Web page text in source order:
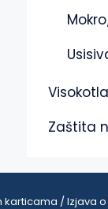
Zaštita
/ Izjava